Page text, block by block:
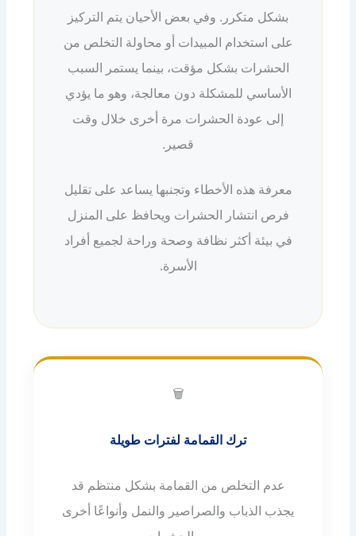
بشكل متكرر. وفي بعض الأحيان يتم التركيز
على استخدام المبيدات أو محاولة التخلص من
الحشرات بشكل مؤقت، بينما يستمر السبب
الأساسي للمشكلة دون معالجة، وهو ما يؤدي
إلى عودة الحشرات مرة أخرى خلال وقت
قصير.
معرفة هذه الأخطاء وتجنبها يساعد على تقليل
فرص انتشار الحشرات ويحافظ على المنزل
في بيئة أكثر نظافة وصحة وراحة لجميع أفراد
الأسرة.
🗑️
ترك القمامة لفترات طويلة
عدم التخلص من القمامة بشكل منتظم قد
يجذب الذباب والصراصير والنمل وأنواعًا أخرى